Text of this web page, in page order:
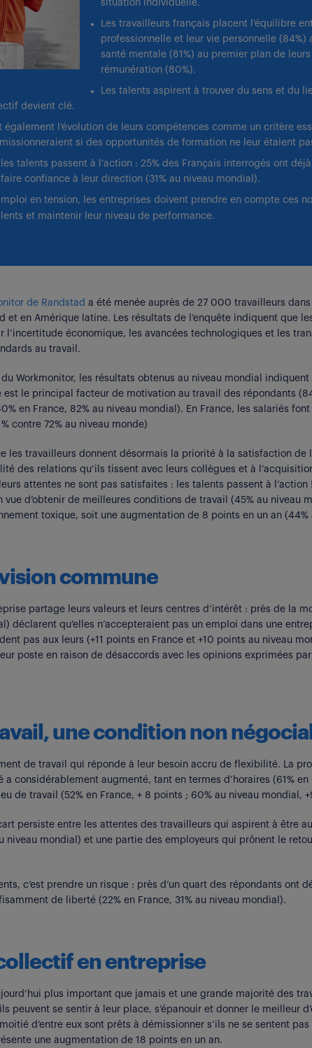
situation individuelle.
Les travailleurs français placent l’équilibre
professionnelle et leur vie personnelle (84%)
santé mentale (81%) au premier plan de
rémunération (80%).
Les talents aspirent à trouver du sens et du
devient clé.
également l’évolution de leurs compétences comme un critère
si des opportunités de formation ne leur étaient
talents passent à l’action : 25% des Français interrogés ont
confiance à leur direction (31% au niveau mondial).
en tension, les entreprises doivent prendre en compte ces
et maintenir leur niveau de performance.
de Randstad a été menée auprès de 27 000 travailleurs
et en Amérique latine. Les résultats de l’enquête indiquent que
l’incertitude économique, les avancées technologiques et les
au travail.
Workmonitor, les résultats obtenus au niveau mondial
le principal facteur de motivation au travail des répondants
en France, 82% au niveau mondial). En France, les salariés
contre 72% au niveau monde)
les travailleurs donnent désormais la priorité à la satisfaction de
des relations qu’ils tissent avec leurs collègues et à
attentes ne sont pas satisfaites : les talents passent à l’action
d’obtenir de meilleures conditions de travail (45% au niveau
toxique, soit une augmentation de 8 points en un an (44%
vision commune
partage leurs valeurs et leurs centres d’intérêt : près de la
déclarent qu’elles n’accepteraient pas un emploi dans une
pas aux leurs (+11 points en France et +10 points au niveau
poste en raison de désaccords avec les opinions exprimées
une condition non
de travail qui réponde à leur besoin accru de flexibilité. La
considérablement augmenté, tant en termes d’horaires (61% en
de travail (52% en France, + 8 points ; 60% au niveau mondial,
persiste entre les attentes des travailleurs qui aspirent à être
niveau mondial) et une partie des employeurs qui prônent le
c’est prendre un risque : près d’un quart des répondants ont
de liberté (22% en France, 31% au niveau mondial).
en entreprise
plus important que jamais et une grande majorité des
peuvent se sentir à leur place, s’épanouir et donner le meilleur
d’entre eux sont prêts à démissionner s’ils ne se sentent
une augmentation de 18 points en un an.